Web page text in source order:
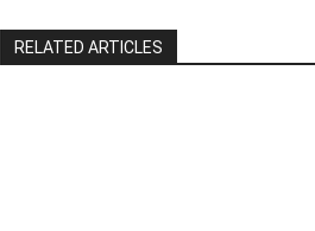
RELATED ARTICLES